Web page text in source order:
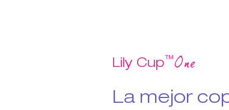
Lily Cup™One
La mejor